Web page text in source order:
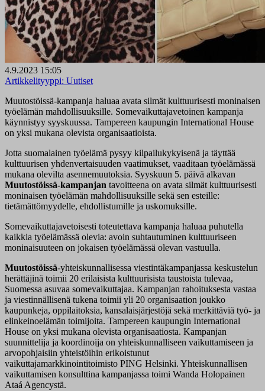
4.9.2023 15:05
Artikkelityyppi: Uutiset
Muutostöissä-kampanja haluaa avata silmät kulttuurisesti moninaisen
työelämän mahdollisuuksille. Somevaikuttajavetoinen kampanja
käynnistyy syyskuussa. Tampereen kaupungin International House
on yksi mukana olevista organisaatioista.
Jotta suomalainen työelämä pysyy kilpailukykyisenä ja täyttää
kulttuurisen yhdenvertaisuuden vaatimukset, vaaditaan työelämässä
mukana olevilta asennemuutoksia. Syyskuun 5. päivä alkavan
Muutostöissä-kampanjan tavoitteena on avata silmät kulttuurisesti
moninaisen työelämän mahdollisuuksille sekä sen esteille:
tietämättömyydelle, ehdollistumille ja uskomuksille.
Somevaikuttajavetoisesti toteutettava kampanja haluaa puhutella
kaikkia työelämässä olevia: avoin suhtautuminen kulttuuriseen
moninaisuuteen on jokaisen työelämässä olevan vastuulla.
Muutostöissä-yhteiskunnallisessa viestintäkampanjassa keskustelun
herättäjinä toimii 20 erilaisista kulttuurisista taustoista tulevaa,
Suomessa asuvaa somevaikuttajaa. Kampanjan rahoituksesta vastaa
ja viestinnällisenä tukena toimii yli 20 organisaation joukko
kaupunkeja, oppilaitoksia, kansalaisjärjestöjä sekä merkittäviä työ- ja
elinkeinoelämän toimijoita. Tampereen kaupungin International
House on yksi mukana olevista organisaatiosta. Kampanjan
suunnittelija ja koordinoija on yhteiskunnalliseen vaikuttamiseen ja
arvopohjaisiin yhteistöihin erikoistunut
vaikuttajamarkkinointitoimisto PING Helsinki. Yhteiskunnallisen
vaikuttamisen konsulttina kampanjassa toimi Wanda Holopainen
Ataá Agencystä.